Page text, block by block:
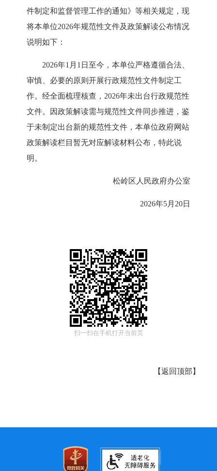
件制定和监督管理工作的通知》等相关规定，现
将本单位2026年规范性文件及政策解读公布情况
说明如下：
2026年1月1日至今，本单位严格遵循合法、
审慎、必要的原则开展行政规范性文件制定工
作。经全面梳理核查，2026年未出台行政规范性
文件。
因政策解读需与规范性文件同步推进，鉴
于未制定出台新的规范性文件，本单位政府网站
政策解读栏目暂无对应解读材料公布，特此说
明。
松岭区人民政府办公室
2026年5月20日
扫一扫在手机打开当前页
【返回顶部 】